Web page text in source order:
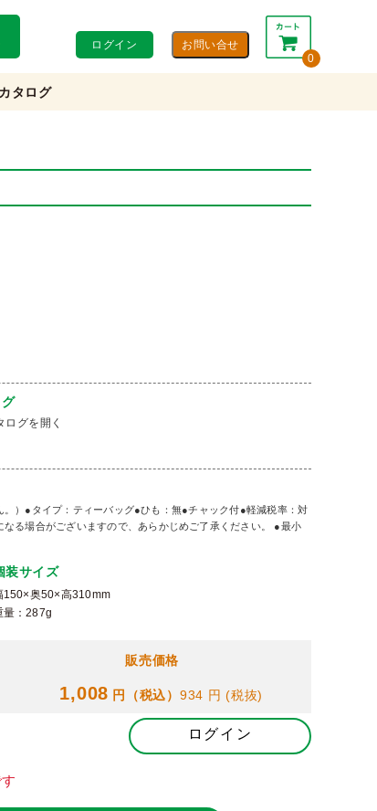
ログイン
0
0円
カートを見る・注文する
タログ
ログを開く
）●タイプ：ティーバッグ●ひも：無●チャック付●軽減税率：対
る場合がございますので、あらかじめご了承ください。 ●最小
装サイズ
150×奥50×高310mm
量：287g
販売価格
1,008 円（税込） 934 円(税抜)
ログイン